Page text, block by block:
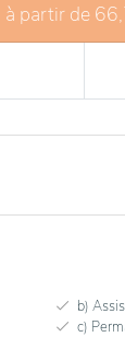
à partir de
b)
c)